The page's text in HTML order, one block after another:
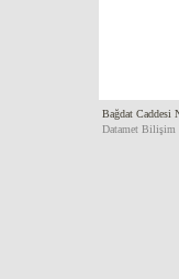
Bağdat Caddesi
Datamet Bilişim